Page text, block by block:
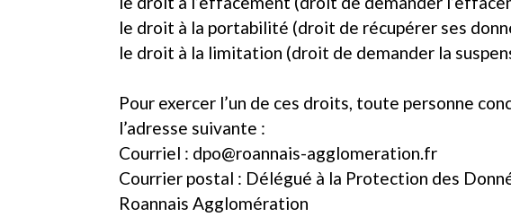
le droit à la portabilité (droit de récupérer ses
le droit à la limitation (droit de demander la
Pour exercer l’un de ces droits, toute personne
l’adresse suivante :
Courriel : dpo@roannais-agglomeration.fr
Courrier postal : Délégué à la Protection des
Roannais Agglomération